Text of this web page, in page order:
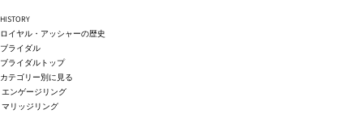
HISTORY
ロイヤル・アッシャーの歴史
ブライダル
ブライダルトップ
カテゴリー別に見る
エンゲージリング
マリッジリング